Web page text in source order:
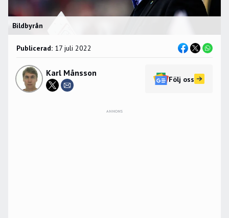
Bildbyrån
Publicerad: 17 juli 2022
Karl Månsson
Följ oss
ANNONS